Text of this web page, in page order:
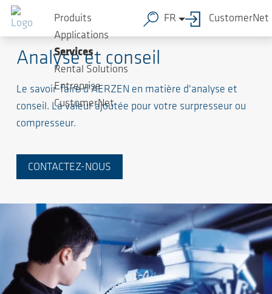
AERZEN vous offre un monde de services
Analyse et conseil
Le savoir-faire d'AERZEN en matière d'analyse et
conseil. La valeur ajoutée pour votre surpresseur ou
compresseur.
CONTACTEZ-NOUS
Produits
Applications
Services
Rental Solutions
Entreprise
CustomerNet
FR CustomerNet